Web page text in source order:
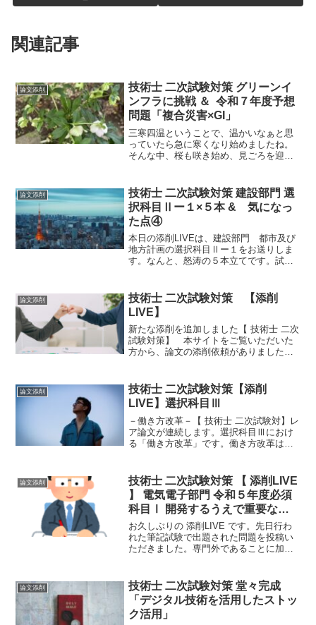
関連記事
論文添削
技術士 二次試験対策 グリーンイ
ンフラに挑戦 ＆ 令和７年度予想
問題「複合災害×GI」
三寒四温ということで、温かいなぁと思
っていたら急に寒くなり始めましたね。
そんな中、桜も咲き始め、見ごろを迎え
験勉強に疲れたら、桜でも眺めに行きま
しょう。楽しく勉強！
論文添削
技術士 二次試験対策 建設部門 選
択科目Ⅱー１×５本 & 気になっ
た点④
本日の添削LIVEは、建設部門 都市及び
地方計画の選択科目Ⅱー１をお送りしま
す。なんと、怒涛の５本立てです。試験
か。最近は、立体的に問われるので深い
理解が必要です。
論文添削
技術士 二次試験対策 【添削
LIVE】
新たな添削を追加しました【 技術士 二次
試験対策】 本サイトをご覧いただいた
方から、論文の添削依頼がありました。
し、これは、みんさんの協力なしでは、
成り立たないコンテン...
論文添削
技術士 二次試験対策【添削
LIVE】選択科目Ⅲ
－働き方改革－【 技術士 二次試験対】レ
ア論文が連続します。選択科目Ⅲにおけ
る「働き方改革」です。働き方改革は、
択」できるようになるために、政府が行
っている法改正などの取...
論文添削
技術士 二次試験対策 【 添削LIVE
】 電気電子部門 令和５年度必須
科目Ⅰ 開発するうえで重要な
『手法』
お久しぶりの 添削LIVE です。先日行わ
れた筆記試験で出題された問題を投稿い
ただきました。専門外であることに加
は、ハードルが高い…
論文添削
技術士 二次試験対策 堂々完成
「デジタル技術を活用したストッ
ク活用」